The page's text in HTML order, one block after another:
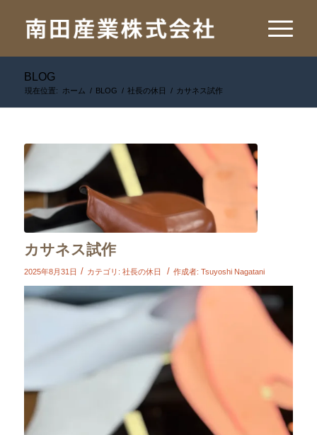
BLOG
現在位置: ホーム / BLOG / 社長の休日 / カサネス試作
カサネス試作
2025年8月31日 / カテゴリ: 社長の休日 / 作成者: Tsuyoshi Nagatani